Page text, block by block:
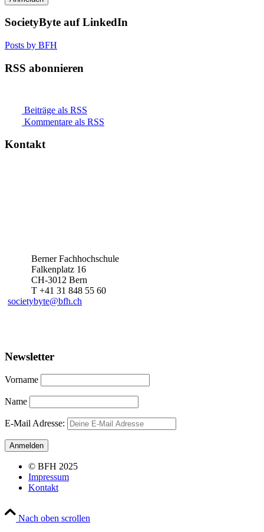
SocietyByte auf LinkedIn
Posts by BFH
RSS abonnieren
Beiträge als RSS
Kommentare als RSS
Kontakt
Berner Fachhochschule
Falkenplatz 16
CH-3012 Bern
T +41 31 848 55 60
societybyte@bfh.ch
Newsletter
Vorname
Name
E-Mail Adresse:
© BFH 2025
Impressum
Kontakt
Nach oben scrollen